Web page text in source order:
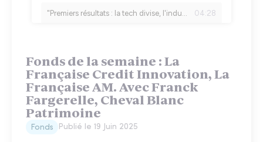
Fonds de la semaine : La
Française Credit Innovation, La
Française AM. Avec Franck
Fargerelle, Cheval Blanc
Patrimoine
Fonds Publié le 19 Juin 2025